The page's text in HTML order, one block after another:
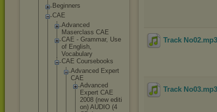
Beginners
CAE
Advanced
Maserclass CAE
CAE - Grammar, Use
of English,
Vocabulary
CAE Coursebooks
Advanced Expert
CAE
Advanced
Expert CAE
2008 (new editi
on) AUDIO (4
Track No02
Track No03